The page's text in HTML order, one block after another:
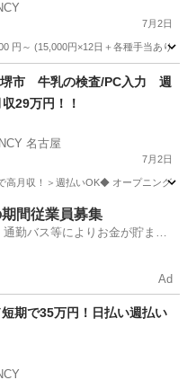
7月2日
円～ (15,000円×12日＋各種手当あり)
堺市 牛乳の検査/PC入力 週
29万円！！
名古屋
7月2日
月収！＞週払いOK◆ オープニングス
時給間従業員募集
勤バス等によりお金が貯まり
Ad
期で35万円！日払い週払い